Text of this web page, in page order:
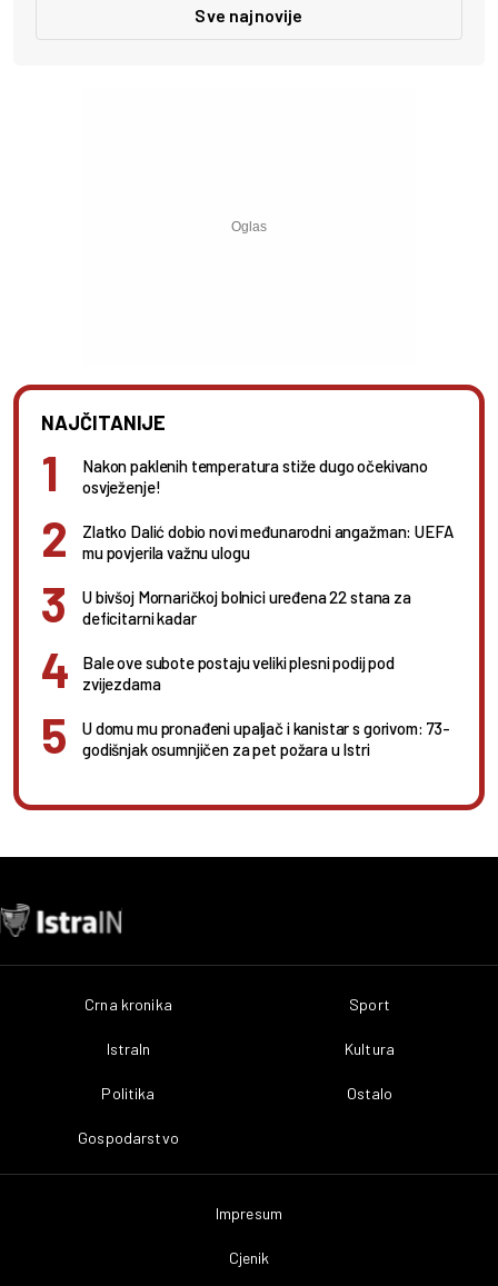
Sve najnovije
NAJČITANIJE
Nakon paklenih temperatura stiže dugo očekivano
osvježenje!
Zlatko Dalić dobio novi međunarodni angažman: UEFA
mu povjerila važnu ulogu
U bivšoj Mornaričkoj bolnici uređena 22 stana za
deficitarni kadar
Bale ove subote postaju veliki plesni podij pod
zvijezdama
U domu mu pronađeni upaljač i kanistar s gorivom: 73-
godišnjak osumnjičen za pet požara u Istri
Crna kronika
IstraIn
Politika
Gospodarstvo
Sport
Kultura
Ostalo
Impresum
Cjenik